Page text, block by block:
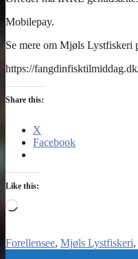
Share this:
X
Facebook
Like this:
Loading…
Forellensee Mjøls Lystfiskeri